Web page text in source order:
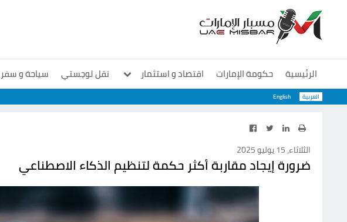
الرئيسية حكومة الإمارات اقتصاد و استثمار نقل لوجستي سياحة و سفر
معارض و مؤتمرات
منوعات سوشيال العربية English
الثلاثاء، 15 يوليو 2025
ضرورة إيجاد مقاربة أكثر حكمة لتنظيم الذكاء الاصطناعي